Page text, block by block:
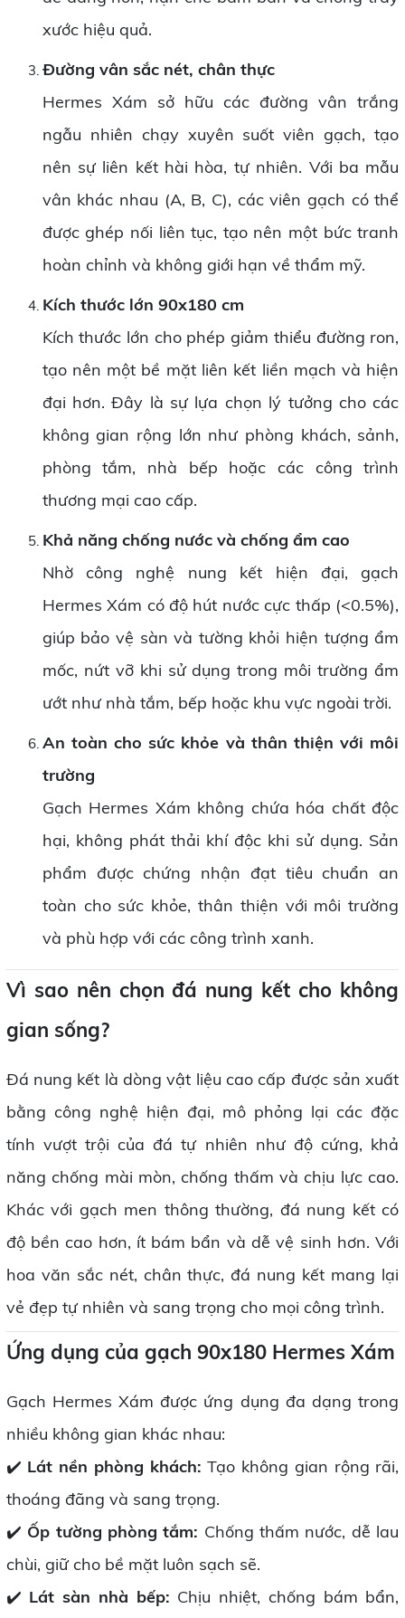
xước hiệu quả.
Đường vân sắc nét, chân thực
Hermes Xám sở hữu các đường vân trắng
ngẫu nhiên chạy xuyên suốt viên gạch, tạo
nên sự liên kết hài hòa, tự nhiên. Với ba mẫu
vân khác nhau (A, B, C), các viên gạch có thể
được ghép nối liên tục, tạo nên một bức tranh
hoàn chỉnh và không giới hạn về thẩm mỹ.
Kích thước lớn 90x180 cm
Kích thước lớn cho phép giảm thiểu đường ron,
tạo nên một bề mặt liên kết liền mạch và hiện
đại hơn. Đây là sự lựa chọn lý tưởng cho các
không gian rộng lớn như phòng khách, sảnh,
phòng tắm, nhà bếp hoặc các công trình
thương mại cao cấp.
Khả năng chống nước và chống ẩm cao
Nhờ công nghệ nung kết hiện đại, gạch
Hermes Xám có độ hút nước cực thấp (<0.5%),
giúp bảo vệ sàn và tường khỏi hiện tượng ẩm
mốc, nứt vỡ khi sử dụng trong môi trường ẩm
ướt như nhà tắm, bếp hoặc khu vực ngoài trời.
An toàn cho sức khỏe và thân thiện với môi
trường
Gạch Hermes Xám không chứa hóa chất độc
hại, không phát thải khí độc khi sử dụng. Sản
phẩm được chứng nhận đạt tiêu chuẩn an
toàn cho sức khỏe, thân thiện với môi trường
và phù hợp với các công trình xanh.
Vì sao nên chọn đá nung kết cho không
gian sống?
Đá nung kết là dòng vật liệu cao cấp được sản xuất
bằng công nghệ hiện đại, mô phỏng lại các đặc
tính vượt trội của đá tự nhiên như độ cứng, khả
năng chống mài mòn, chống thấm và chịu lực cao.
Khác với gạch men thông thường, đá nung kết có
độ bền cao hơn, ít bám bẩn và dễ vệ sinh hơn. Với
hoa văn sắc nét, chân thực, đá nung kết mang lại
vẻ đẹp tự nhiên và sang trọng cho mọi công trình.
Ứng dụng của gạch 90x180 Hermes Xám
Gạch Hermes Xám được ứng dụng đa dạng trong
nhiều không gian khác nhau:
✔️ Lát nền phòng khách: Tạo không gian rộng rãi,
thoáng đãng và sang trọng.
✔️ Ốp tường phòng tắm: Chống thấm nước, dễ lau
chùi, giữ cho bề mặt luôn sạch sẽ.
✔️ Lát sàn nhà bếp: Chịu nhiệt, chống bám bẩn,